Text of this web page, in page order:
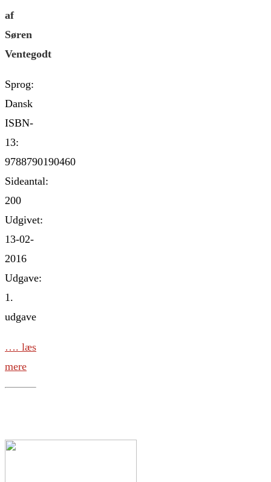
af
Søren
Ventegodt
Sprog:
Dansk
ISBN-
13:
9788790190460
Sideantal:
200
Udgivet:
13-02-
2016
Udgave:
1.
udgave
…. læs
mere